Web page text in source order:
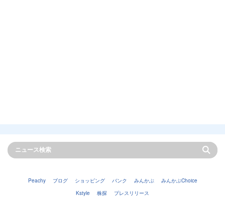
Peachy ブログ ショッピング バンク みんかぶ
みんかぶChoice
Kstyle
株探 プレスリリース